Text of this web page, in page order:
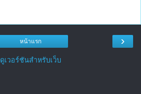
›
หน้าแรก
ดูเวอร์ชันสำหรับเว็บ